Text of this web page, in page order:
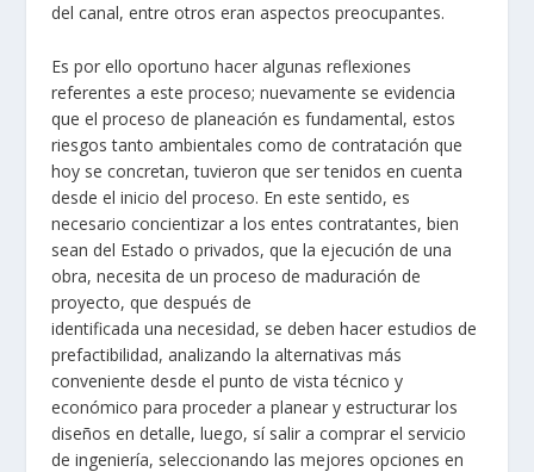
del canal, entre otros eran aspectos preocupantes.
Es por ello oportuno hacer algunas reflexiones
referentes a este proceso; nuevamente se evidencia
que el proceso de planeación es fundamental, estos
riesgos tanto ambientales como de contratación que
hoy se concretan, tuvieron que ser tenidos en cuenta
desde el inicio del proceso. En este sentido, es
necesario concientizar a los entes contratantes, bien
sean del Estado o privados, que la ejecución de una
obra, necesita de un proceso de maduración de
proyecto, que después de
identificada una necesidad, se deben hacer estudios de
prefactibilidad, analizando la alternativas más
conveniente desde el punto de vista técnico y
económico para proceder a planear y estructurar los
diseños en detalle, luego, sí salir a comprar el servicio
de ingeniería, seleccionando las mejores opciones en